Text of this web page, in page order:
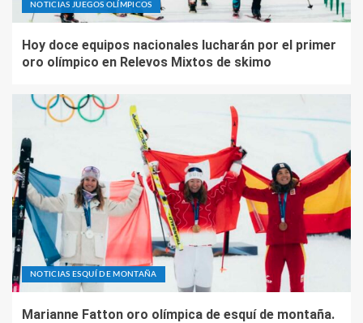
NOTICIAS JUEGOS OLÍMPICOS
Hoy doce equipos nacionales lucharán por el primer
oro olímpico en Relevos Mixtos de skimo
NOTICIAS ESQUÍ DE MONTAÑA
Marianne Fatton oro olímpica de esquí de montaña.